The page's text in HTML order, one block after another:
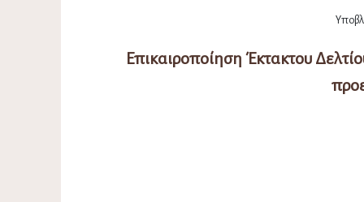
Επικαιροποίηση Έκτακτου